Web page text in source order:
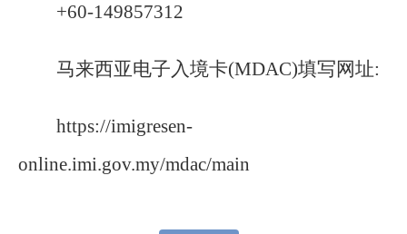
+60-149857312
马来西亚电子入境卡(MDAC)填写网址:
https://imigresen-
online.imi.gov.my/mdac/main